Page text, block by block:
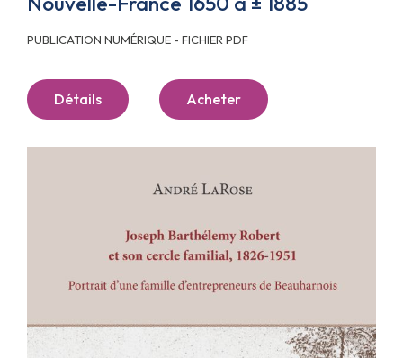
PUBLICATION NUMÉRIQUE - FICHIER PDF
Détails Acheter